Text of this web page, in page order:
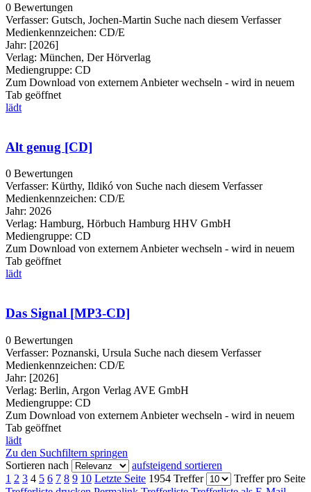
0 Bewertungen
Verfasser: Gutsch, Jochen-Martin Suche nach diesem Verfasser
Medienkennzeichen: CD/E
Jahr: [2026]
Verlag: München, Der Hörverlag
Mediengruppe: CD
Zum Download von externem Anbieter wechseln - wird in neuem
Tab geöffnet
lädt
Alt genug [CD]
0 Bewertungen
Verfasser: Kürthy, Ildikó von Suche nach diesem Verfasser
Medienkennzeichen: CD/E
Jahr: 2026
Verlag: Hamburg, Hörbuch Hamburg HHV GmbH
Mediengruppe: CD
Zum Download von externem Anbieter wechseln - wird in neuem
Tab geöffnet
lädt
Das Signal [MP3-CD]
0 Bewertungen
Verfasser: Poznanski, Ursula Suche nach diesem Verfasser
Medienkennzeichen: CD/E
Jahr: [2026]
Verlag: Berlin, Argon Verlag AVE GmbH
Mediengruppe: CD
Zum Download von externem Anbieter wechseln - wird in neuem
Tab geöffnet
lädt
Zu den Suchfiltern springen
Sortieren nach
aufsteigend sortieren
1 2 3 4 5 6 7 8 9 10 Letzte Seite 1954 Treffer
Treffer pro Seite